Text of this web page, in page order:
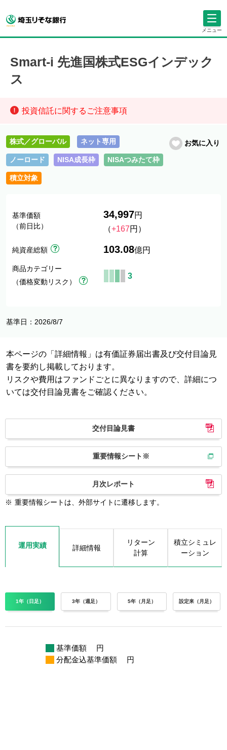
メニュー
Smart-i 先進国株式ESGインデック
ス
投資信託に関するご注意事項
株式／グローバル ネット専用
ノーロード NISA成長枠 NISAつみたて枠
積立対象
お気に入り
基準価額
（前日比）
34,997円
（+167円）
純資産総額 103.08億円
商品カテゴリー
（価格変動リスク）
3
基準日：2026/8/7
本ページの「詳細情報」は有価証券届出書及び交付目論見
書を要約し掲載しております。
リスクや費用はファンドごとに異なりますので、詳細につ
いては交付目論見書をご確認ください。
交付目論見書
重要情報シート※
月次レポート
※ 重要情報シートは、外部サイトに遷移します。
運用実績 詳細情報
リターン
計算
積立シミュレ
ーション
1年（日足） 3年（週足） 5年（月足） 設定来（月足）
基準価額
円
分配金込基準価額
円